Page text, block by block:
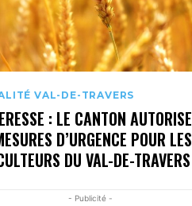
VAL-DE-TRAVERS
: LE CANTON AUTORISE
D’URGENCE POUR LES
DU VAL-DE-TRAVERS
- Publicité -